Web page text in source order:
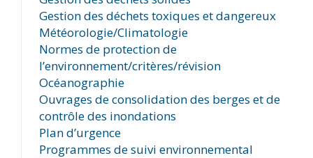
Gestion des déchets toxiques et dangereux
Météorologie/Climatologie
Normes de protection de
l’environnement/critères/révision
Océanographie
Ouvrages de consolidation des berges et de
contrôle des inondations
Plan d’urgence
Programmes de suivi environnemental